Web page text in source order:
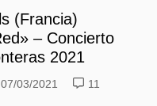
(Francia)
– Concierto
2021
07/03/2021 11